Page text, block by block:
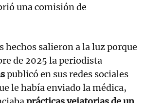
una comisión de
hechos salieron a la luz porque
de 2025 la periodista
publicó en sus redes sociales
le había enviado la médica,